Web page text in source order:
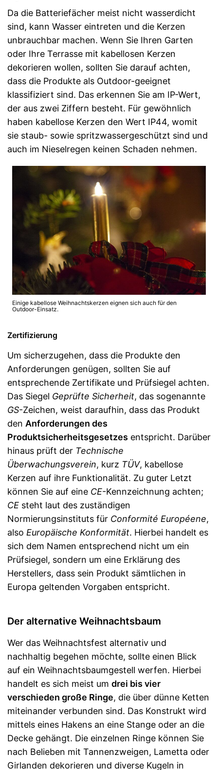
Da die Batteriefächer meist nicht wasserdicht
sind, kann Wasser eintreten und die Kerzen
unbrauchbar machen. Wenn Sie Ihren Garten
oder Ihre Terrasse mit kabellosen Kerzen
dekorieren wollen, sollten Sie darauf achten,
dass die Produkte als Outdoor-geeignet
klassifiziert sind. Das erkennen Sie am IP-Wert,
der aus zwei Ziffern besteht. Für gewöhnlich
haben kabellose Kerzen den Wert IP44, womit
sie staub- sowie spritzwassergeschützt sind und
auch im Nieselregen keinen Schaden nehmen.
Einige kabellose Weihnachtskerzen eignen sich auch für den
Outdoor-Einsatz.
Zertifizierung
Um sicherzugehen, dass die Produkte den
Anforderungen genügen, sollten Sie auf
entsprechende Zertifikate und Prüfsiegel achten.
Das Siegel Geprüfte Sicherheit, das sogenannte
GS-Zeichen, weist daraufhin, dass das Produkt
den Anforderungen des
Produktsicherheitsgesetzes entspricht. Darüber
hinaus prüft der Technische
Überwachungsverein, kurz TÜV, kabellose
Kerzen auf ihre Funktionalität. Zu guter Letzt
können Sie auf eine CE-Kennzeichnung achten;
CE steht laut des zuständigen
Normierungsinstituts für Conformité Européene,
also Europäische Konformität. Hierbei handelt es
sich dem Namen entsprechend nicht um ein
Prüfsiegel, sondern um eine Erklärung des
Herstellers, dass sein Produkt sämtlichen in
Europa geltenden Vorgaben entspricht.
Der alternative Weihnachtsbaum
Wer das Weihnachtsfest alternativ und
nachhaltig begehen möchte, sollte einen Blick
auf ein Weihnachtsbaumgestell werfen. Hierbei
handelt es sich meist um drei bis vier
verschieden große Ringe, die über dünne Ketten
miteinander verbunden sind. Das Konstrukt wird
mittels eines Hakens an eine Stange oder an die
Decke gehängt. Die einzelnen Ringe können Sie
nach Belieben mit Tannenzweigen, Lametta oder
Girlanden dekorieren und diverse Kugeln in